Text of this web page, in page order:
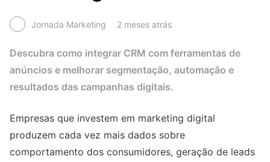
Jornada Marketing 2 meses atrás
Descubra como integrar CRM com ferramentas de
anúncios e melhorar segmentação, automação e
resultados das campanhas digitais.
Empresas que investem em marketing digital
produzem cada vez mais dados sobre
comportamento dos consumidores, geração de leads